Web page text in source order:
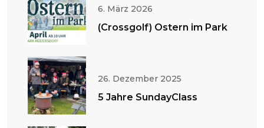
6. März 2026
(Crossgolf) Ostern im Park
26. Dezember 2025
5 Jahre SundayClass